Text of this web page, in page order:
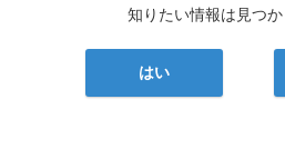
知りたい情報は見つ
はい